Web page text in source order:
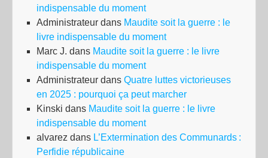
indispensable du moment
Administrateur dans Maudite soit la guerre : le
livre indispensable du moment
Marc J. dans Maudite soit la guerre : le livre
indispensable du moment
Administrateur dans Quatre luttes victorieuses
en 2025 : pourquoi ça peut marcher
Kinski dans Maudite soit la guerre : le livre
indispensable du moment
alvarez dans L’Extermination des Communards :
Perfidie républicaine